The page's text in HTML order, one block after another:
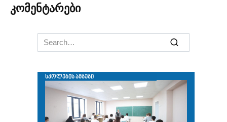
კომენტარები
Search
for: